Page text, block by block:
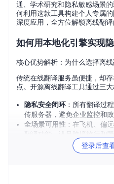
通、学术研究和隐私敏感场景
何利用这款工具构建个人专属
深度应用，全方位解锁离线翻译
如何用本地化引擎实现
核心优势解析：为什么选择离线
传统在线翻译服务虽便捷，却
点。开源离线翻译工具通过三
隐私安全闭环 ：所有翻译过
传服务器，避免企业监控和
全场景可用性 ：在飞机、偏
翻译功能，满足跨境旅行和
：用户拥有翻
求定制词汇库和翻译规则
登录后查